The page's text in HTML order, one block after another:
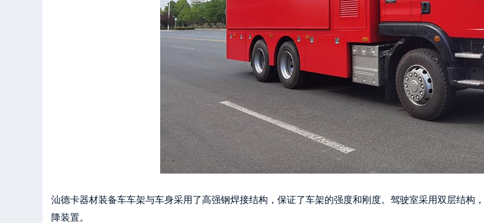
汕德卡器材装备车车架与车身采用了高强钢焊接结构，保证了车架的强度和刚度。驾驶室采用双层结构
降装置。